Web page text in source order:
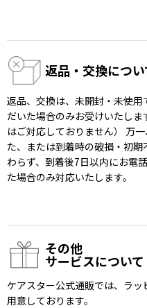
返品・交換につい
返品、交換は、未開封・未使
だいた場合のみお受けいたし
はご対応しておりません） 万
た、または到着時の破損・初
わらず、到着後7日以内にお電
た場合のみ対応いたします。
その他
サービスについて
ケアスター公式通販では、ラ
用意しております。